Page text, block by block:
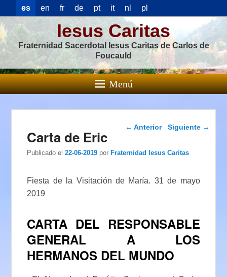
es en fr de pt it nl pl
Iesus Caritas
Fraternidad Sacerdotal Iesus Caritas de Carlos de
Foucauld
Menú
Navegación de
entradas
← Anterior Siguiente →
Carta de Eric
Publicado el 22-06-2019 porFraternidad Iesus Caritas
Fiesta de la Visitación de María. 31 de mayo
2019
CARTA DEL RESPONSABLE
GENERAL A LOS
HERMANOS DEL MUNDO